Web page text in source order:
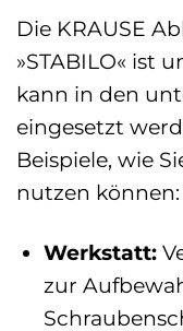
Die KRAUSE
»STABILO« ist
kann in den
eingesetzt
Beispiele, wie
nutzen können:
Werkstatt:
zur